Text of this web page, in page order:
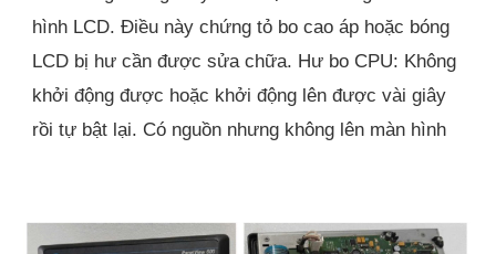
hình LCD. Điều này chứng tỏ bo cao áp hoặc bóng
LCD bị hư cần được sửa chữa. Hư bo CPU: Không
khởi động được hoặc khởi động lên được vài giây
rồi tự bật lại. Có nguồn nhưng không lên màn hình